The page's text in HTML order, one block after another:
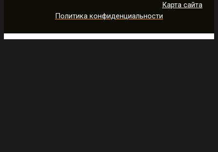
Карта сайта
Политика конфиденциальности